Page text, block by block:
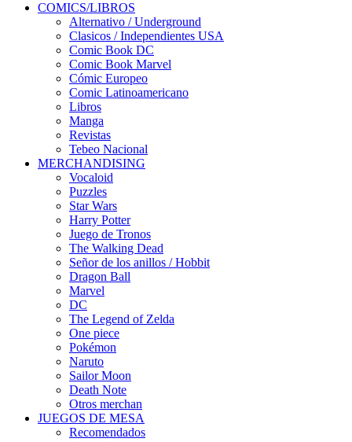
COMICS/LIBROS
Alternativo / Underground
Clasicos / Independientes USA
Comic Book DC
Comic Book Marvel
Cómic Europeo
Comic Latinoamericano
Libros
Manga
Revistas
Tebeo Nacional
MERCHANDISING
Vocaloid
Puzzles
Star Wars
Harry Potter
Juego de Tronos
The Walking Dead
Señor de los anillos / Hobbit
Dragon Ball
Marvel
DC
The Legend of Zelda
One piece
Pokémon
Naruto
Sailor Moon
Death Note
Otros merchan
JUEGOS DE MESA
Recomendados